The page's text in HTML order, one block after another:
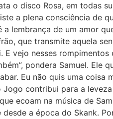
o disco Rosa, em todas
a plena consciência
a lembrança de um amor
que transmite aquela
vejo nesses
pondera Samuel. Ele
Eu não quis uma
Jogo contribui para a
ecoam na música de
a época do Skank.